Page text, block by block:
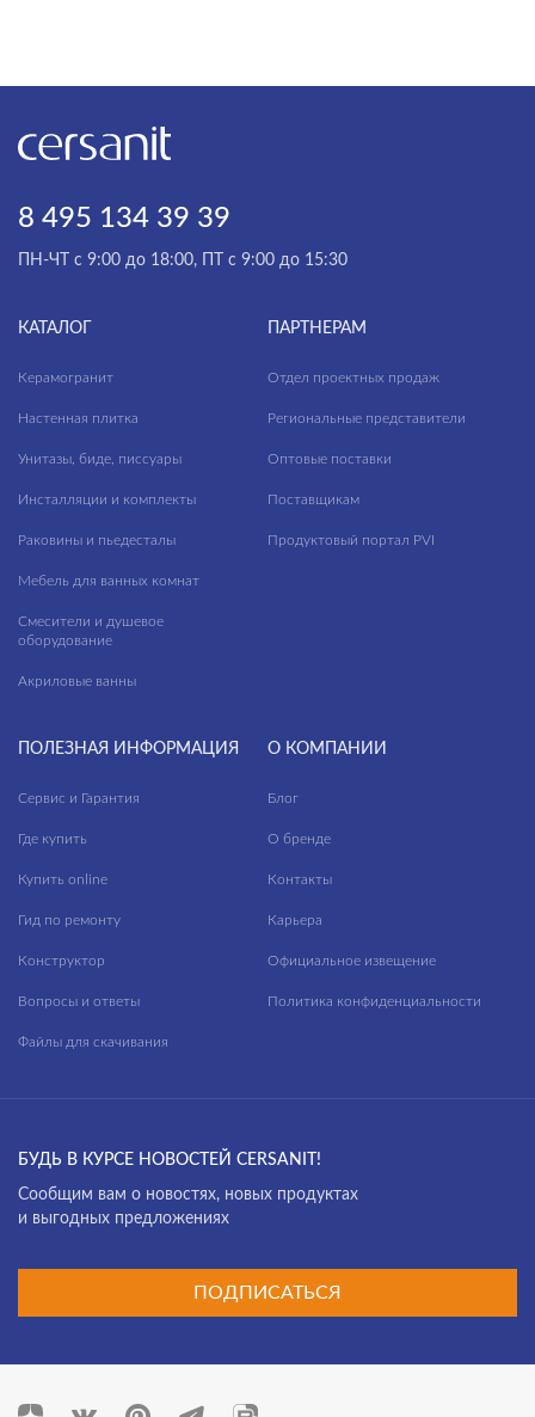
8 495 134 39 39
ПН-ЧТ с 9:00 до 18:00, ПТ с 9:00 до 15:30
КАТАЛОГ
Керамогранит
Настенная плитка
Унитазы, биде, писсуары
Инсталляции и комплекты
Раковины и пьедесталы
Мебель для ванных комнат
Смесители и душевое
оборудование
Акриловые ванны
ПАРТНЕРАМ
Отдел проектных продаж
Региональные представители
Оптовые поставки
Поставщикам
Продуктовый портал PVI
ПОЛЕЗНАЯ ИНФОРМАЦИЯ
Сервис и Гарантия
Где купить
Купить online
Гид по ремонту
Конструктор
Вопросы и ответы
Файлы для скачивания
О КОМПАНИИ
Блог
О бренде
Контакты
Карьера
Официальное извещение
Политика конфиденциальности
БУДЬ В КУРСЕ НОВОСТЕЙ CERSANIT!
Cообщим вам о новостях, новых продуктах
и выгодных предложениях
ПОДПИСАТЬСЯ